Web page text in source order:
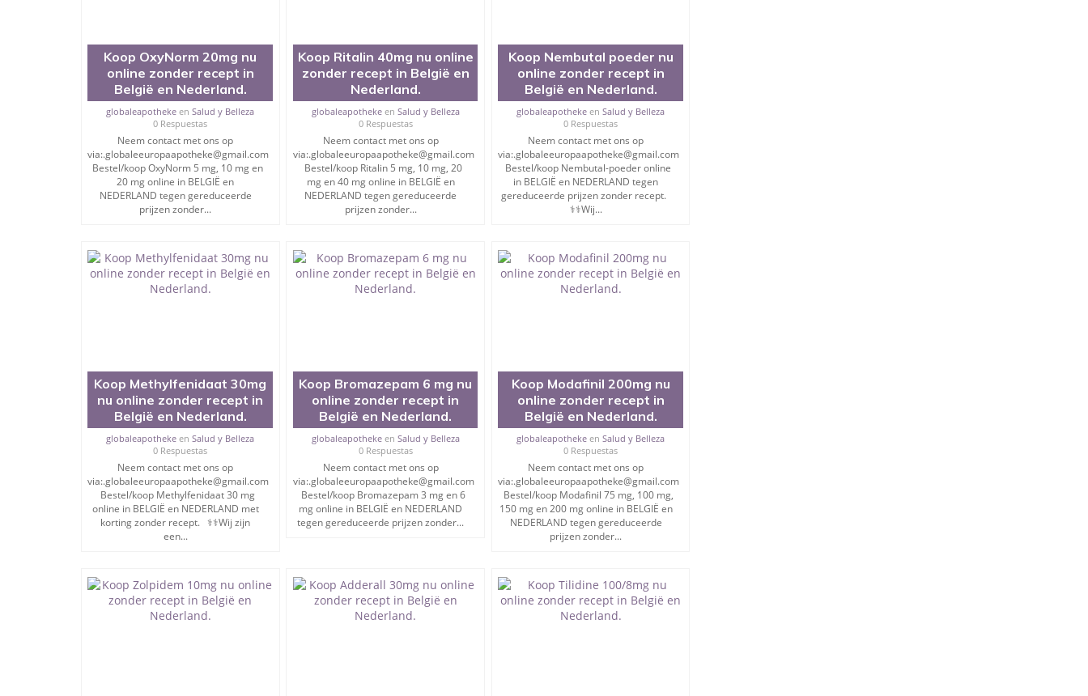
matige tot ernstige pijn.
Het is een zeer verslavend en veelgebruikt medicijn.
Hoe u kunt bestellen:
Neem contact met ons op via: .
globaleeuropaapotheke@gmail.com
✔️✔️VOORDELEN VAN HET BESTELLEN VAN GENEESMIDDELEN BIJ ONS ✔️✔️
☑️Express levering binnen 1 tot 3 dagen
☑️Koop bij ons zonder doktersrecept
☑️Wij bieden eenvoudige en handige betaalmethoden (bankoverschrijving, Paypal, Revolut, Bitcoin)
☑️Wij bieden een trackingnummer voor alle bestellingen.
☑️ Discrete verpakking en verzending✈✈
☑️ Veilig, betrouwbaar en gegarandeerd
☑️ Wij zijn 24/7 actief om alle bestellingen en vragen te beantwoorden.
Koop OxyNorm 20mg nu
online zonder recept in
België en Nederland.
globaleapotheke enSalud y Belleza
0 Respuestas
Neem contact met ons op
via:.globaleeuropaapotheke@gmail.com
Bestel/koop OxyNorm 5 mg, 10 mg en
20 mg online in BELGIË en
NEDERLAND tegen gereduceerde
prijzen zonder...
Koop Ritalin 40mg nu online
zonder recept in België en
Nederland.
globaleapothekeen Salud y Belleza
0 Respuestas
Neem contact met ons op
via:.globaleeuropaapotheke@gmail.com
Bestel/koop Ritalin 5 mg, 10 mg, 20
mg en 40 mg online in BELGIË en
NEDERLAND tegen gereduceerde
prijzen zonder...
Koop Nembutal poeder nu
online zonder recept in
België en Nederland.
globaleapotheke enSalud y Belleza
0 Respuestas
Neem contact met ons op
via:.globaleeuropaapotheke@gmail.com
Bestel/koop Nembutal-poeder online
in BELGIË en NEDERLAND tegen
gereduceerde prijzen zonder recept.
⚕️⚕️Wij...
Koop Methylfenidaat 30mg
nu online zonder recept in
België en Nederland.
globaleapotheke enSalud y Belleza
0 Respuestas
Neem contact met ons op
via:.globaleeuropaapotheke@gmail.com
Bestel/koop Methylfenidaat 30 mg
online in BELGIË en NEDERLAND met
korting zonder recept. ⚕️⚕️Wij zijn
een...
Koop Bromazepam 6 mg nu
online zonder recept in
België en Nederland.
globaleapothekeen Salud y Belleza
0 Respuestas
Neem contact met ons op
via:.globaleeuropaapotheke@gmail.com
Bestel/koop Bromazepam 3 mg en 6
mg online in BELGIË en NEDERLAND
tegen gereduceerde prijzen zonder...
Koop Modafinil 200mg nu
online zonder recept in
België en Nederland.
globaleapotheke enSalud y Belleza
0 Respuestas
Neem contact met ons op
via:.globaleeuropaapotheke@gmail.com
Bestel/koop Modafinil 75 mg, 100 mg,
150 mg en 200 mg online in BELGIË en
NEDERLAND tegen gereduceerde
prijzen zonder...